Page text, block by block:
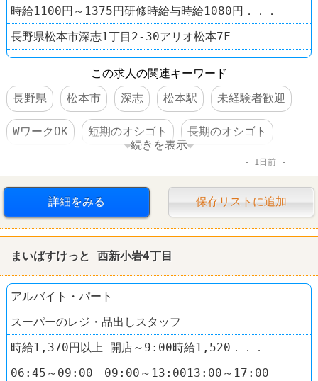
時給1100円～1375円研修時給与時給1080円．．．
長野県松本市深志1丁目2-30アリオ松本7F
この求人の関連キーワード
長野県
松本市 深志 松本駅 未経験者歓迎
WワークOK 短期のオシゴト 長期のオシゴト
短時間でもＯＫ 昇給あり
食事補助あり 制服あり 社員登用あり
ファミレス サイゼリヤ
続きを表示
1日前
詳細をみる 保存リストに追加
まいばすけっと 西新小岩4丁目
アルバイト・パート
スーパーのレジ・品出しスタッフ
時給1,370円以上 開店～9:00時給1,520．．．
06:45～09:00 09:00～13:0013:00～17:00